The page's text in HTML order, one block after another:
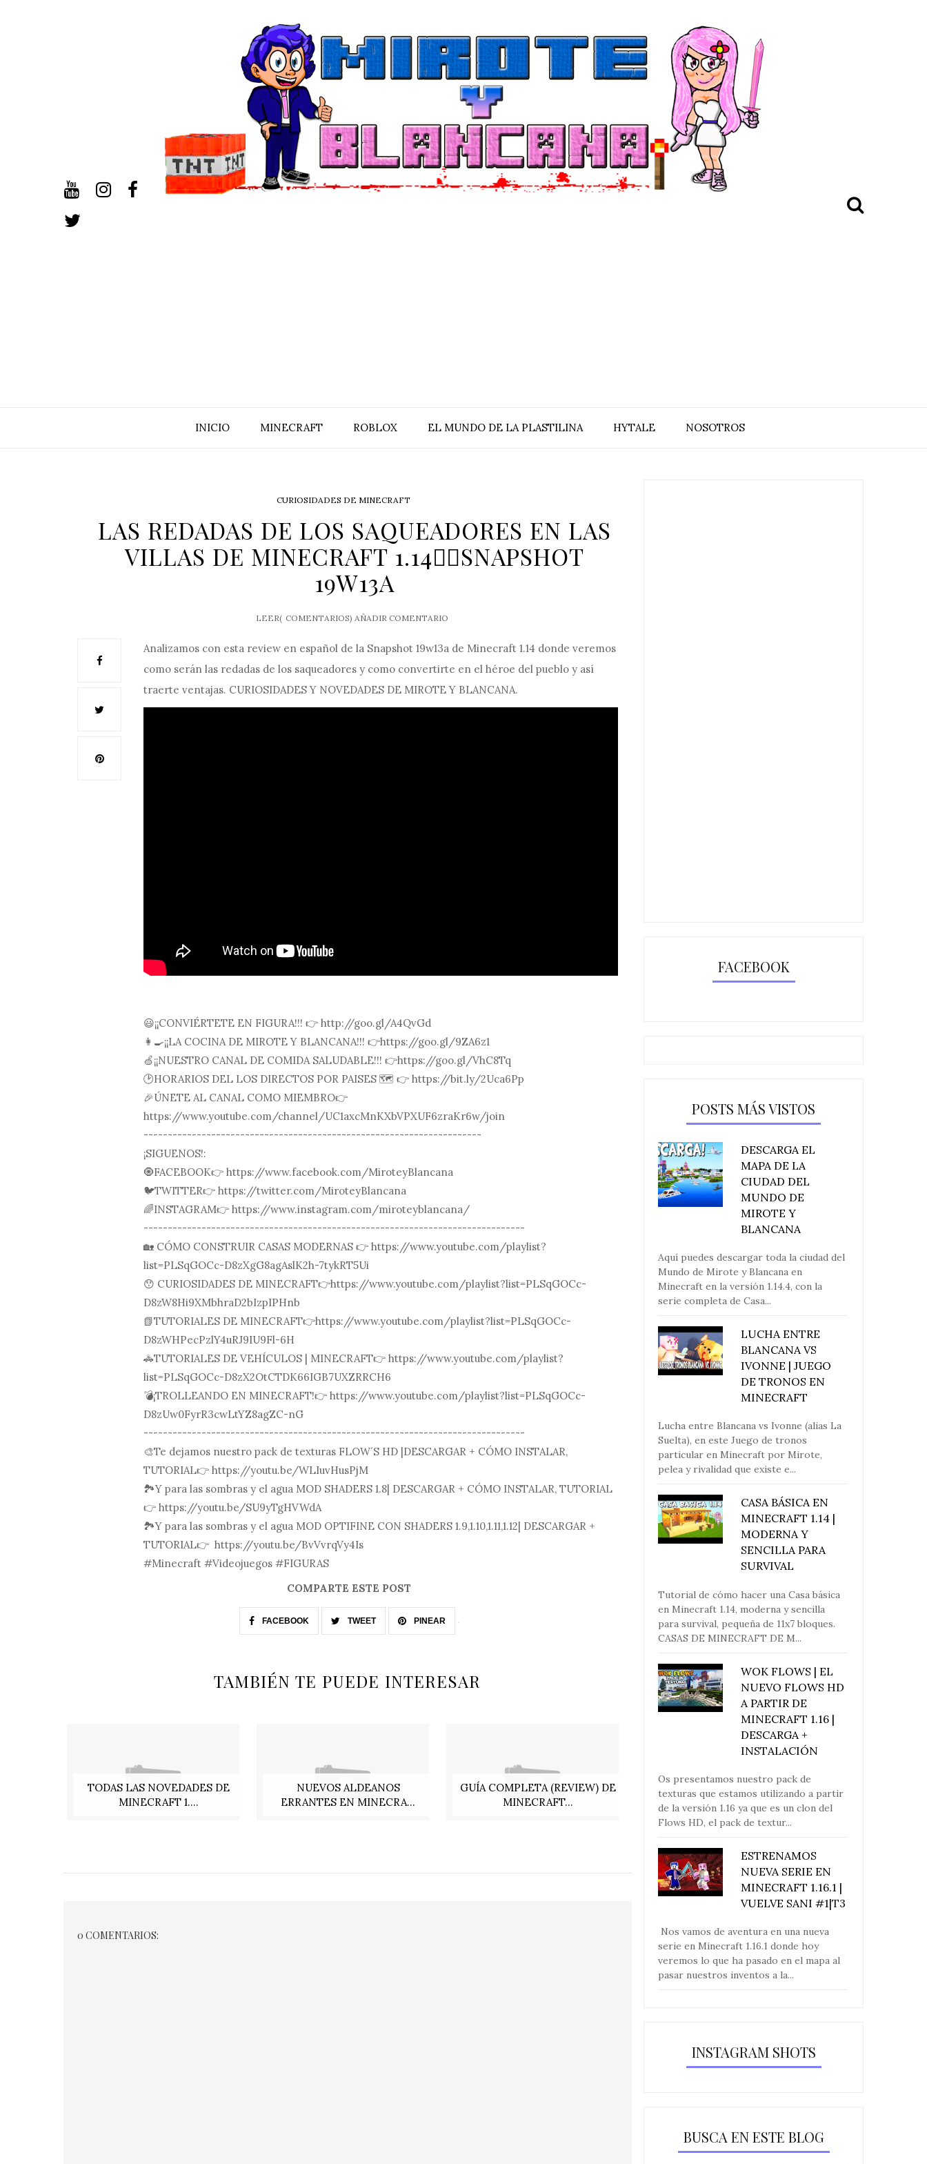
INICIO MINECRAFT ROBLOX EL MUNDO DE LA PLASTILINA HYTALE NOSOTROS
CURIOSIDADES DE MINECRAFT
LAS REDADAS DE LOS SAQUEADORES EN LAS
VILLAS DE MINECRAFT 1.14🏴‍☠️SNAPSHOT
19W13A
LEER( COMENTARIOS) AÑADIR COMENTARIO
Analizamos con esta review en español de la Snapshot 19w13a de Minecraft 1.14 donde veremos
como serán las redadas de los saqueadores y como convertirte en el héroe del pueblo y así
traerte ventajas. CURIOSIDADES Y NOVEDADES DE MIROTE Y BLANCANA.
😃¡¡CONVIÉRTETE EN FIGURA!!! 👉 http://goo.gl/A4QvGd
👩‍🍳¡¡LA COCINA DE MIROTE Y BLANCANA!!! 👉https://goo.gl/9ZA6z1
🍏¡¡NUESTRO CANAL DE COMIDA SALUDABLE!!! 👉https://goo.gl/VhC8Tq
🕑HORARIOS DEL LOS DIRECTOS POR PAISES 🗺 👉 https://bit.ly/2Uca6Pp
🎉ÚNETE AL CANAL COMO MIEMBRO👉
https://www.youtube.com/channel/UC1axcMnKXbVPXUF6zraKr6w/join
----------------------------------------------------------------------
¡SIGUENOS!:
🧿FACEBOOK👉 https://www.facebook.com/MiroteyBlancana
🐦TWITTER👉 https://twitter.com/MiroteyBlancana
🌈INSTAGRAM👉 https://www.instagram.com/miroteyblancana/
-------------------------------------------------------------------------------
🏡 CÓMO CONSTRUIR CASAS MODERNAS 👉 https://www.youtube.com/playlist?
list=PLSqGOCc-D8zXgG8agAslK2h-7tykRT5Ui
😯 CURIOSIDADES DE MINECRAFT👉https://www.youtube.com/playlist?list=PLSqGOCc-
D8zW8Hi9XMbhraD2bIzpIPHnb
📗TUTORIALES DE MINECRAFT👉https://www.youtube.com/playlist?list=PLSqGOCc-
D8zWHPecPzlY4uRJ9IU9Fl-6H
🚓TUTORIALES DE VEHÍCULOS | MINECRAFT👉 https://www.youtube.com/playlist?
list=PLSqGOCc-D8zX2OtCTDK66IGB7UXZRRCH6
💣¡TROLLEANDO EN MINECRAFT!👉 https://www.youtube.com/playlist?list=PLSqGOCc-
D8zUw0FyrR3cwLtYZ8agZC-nG
-------------------------------------------------------------------------------
🎨Te dejamos nuestro pack de texturas FLOW´S HD |DESCARGAR + CÓMO INSTALAR,
TUTORIAL👉 https://youtu.be/WLIuvHusPjM
🏞Y para las sombras y el agua MOD SHADERS 1.8| DESCARGAR + CÓMO INSTALAR, TUTORIAL
👉 https://youtu.be/SU9yTgHVWdA
🏞Y para las sombras y el agua MOD OPTIFINE CON SHADERS 1.9,1.10,1.11,1.12| DESCARGAR +
TUTORIAL👉 https://youtu.be/BvVvrqVy4Is
#Minecraft #Videojuegos #FIGURAS
COMPARTE ESTE POST
FACEBOOK TWEET PINEAR
TAMBIÉN TE PUEDE INTERESAR
TODAS LAS NOVEDADES DE
MINECRAFT 1....
NUEVOS ALDEANOS
ERRANTES EN MINECRA...
GUÍA COMPLETA (REVIEW) DE
MINECRAFT...
CORTAPIEDRAS CON NUEVA
FUNCIONALIDA...
0 COMENTARIOS:
FACEBOOK
POSTS MÁS VISTOS
DESCARGA EL
MAPA DE LA
CIUDAD DEL
MUNDO DE
MIROTE Y
BLANCANA
Aquí puedes descargar toda la ciudad del
Mundo de Mirote y Blancana en
Minecraft en la versión 1.14.4, con la
serie completa de Casa...
LUCHA ENTRE
BLANCANA VS
IVONNE | JUEGO
DE TRONOS EN
MINECRAFT
Lucha entre Blancana vs Ivonne (alias La
Suelta), en este Juego de tronos
particular en Minecraft por Mirote,
pelea y rivalidad que existe e...
CASA BÁSICA EN
MINECRAFT 1.14 |
MODERNA Y
SENCILLA PARA
SURVIVAL
Tutorial de cómo hacer una Casa básica
en Minecraft 1.14, moderna y sencilla
para survival, pequeña de 11x7 bloques.
CASAS DE MINECRAFT DE M...
WOK FLOWS | EL
NUEVO FLOWS HD
A PARTIR DE
MINECRAFT 1.16 |
DESCARGA +
INSTALACIÓN
Os presentamos nuestro pack de
texturas que estamos utilizando a partir
de la versión 1.16 ya que es un clon del
Flows HD, el pack de textur...
ESTRENAMOS
NUEVA SERIE EN
MINECRAFT 1.16.1 |
VUELVE SANI #1|T3
Nos vamos de aventura en una nueva
serie en Minecraft 1.16.1 donde hoy
veremos lo que ha pasado en el mapa al
pasar nuestros inventos a la...
INSTAGRAM SHOTS
BUSCA EN ESTE BLOG